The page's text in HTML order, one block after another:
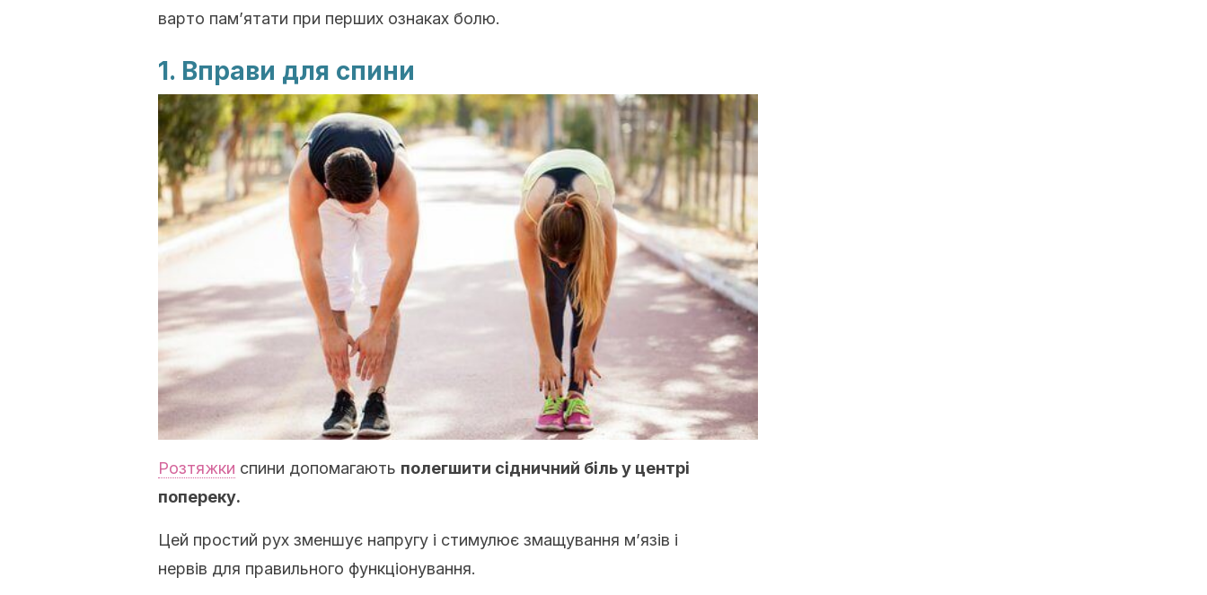
варто пам’ятати при перших ознаках болю.
1. Вправи для спини
Розтяжки спини допомагають полегшити сідничний біль у центрі
попереку.
Цей простий рух зменшує напругу і стимулює змащування м’язів і
нервів для правильного функціонування.